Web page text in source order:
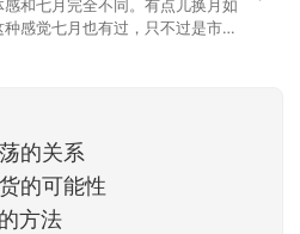
感和七月完全不同。有点儿换月如
感觉七月也有过，只不过是市场
的暖风。指数涨了百点，交易额
的关系
的可能性
方法